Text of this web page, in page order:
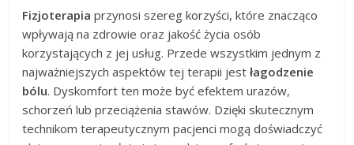
Fizjoterapia przynosi szereg korzyści, które znacząco
wpływają na zdrowie oraz jakość życia osób
korzystających z jej usług. Przede wszystkim jednym z
najważniejszych aspektów tej terapii jestłagodzenie
bólu. Dyskomfort ten może być efektem urazów,
schorzeń lub przeciążenia stawów. Dzięki skutecznym
technikom terapeutycznym pacjenci mogą doświadczyć